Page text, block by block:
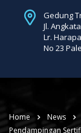
Gedung
Jl.
Lr.
No 23
Home News
Pendampingan